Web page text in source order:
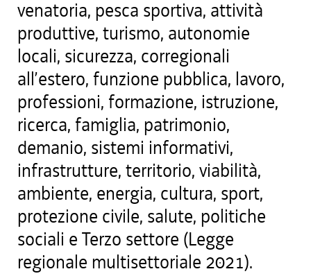
venatoria, pesca sportiva, attività
produttive, turismo, autonomie
locali, sicurezza, corregionali
all’estero, funzione pubblica, lavoro,
professioni, formazione, istruzione,
ricerca, famiglia, patrimonio,
demanio, sistemi informativi,
infrastrutture, territorio, viabilità,
ambiente, energia, cultura, sport,
protezione civile, salute, politiche
sociali e Terzo settore (Legge
regionale multisettoriale 2021).